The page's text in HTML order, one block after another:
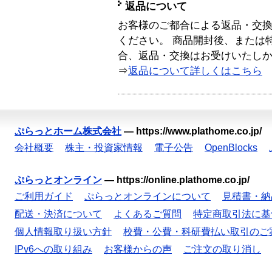
返品について
お客様のご都合による返品・交
ください。 商品開封後、または
合、返品・交換はお受けいたし
⇒返品について詳しくはこちら
ぷらっとホーム株式会社 — https://www.plathome.co.jp/
会社概要
株主・投資家情報 電子公告 OpenBlocks
ぷらっとオンライン — https://online.plathome.co.jp/
ご利用ガイド
ぷらっとオンラインについて
見積書・
配送・決済について
よくあるご質問
特定商取引法に
個人情報取り扱い方針
校費・公費・科研費払い取引のご
IPv6への取り組み
お客様からの声 ご注文の取り消し